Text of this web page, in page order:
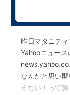
昨日マタニティ
Yahooニュース
なんだと思い
えない！って